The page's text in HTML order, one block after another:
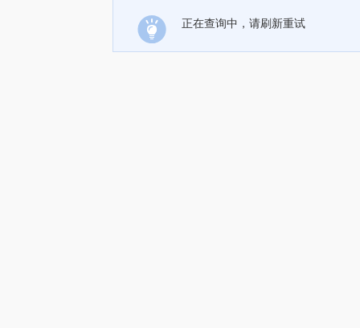
正在查询中，请刷新重试